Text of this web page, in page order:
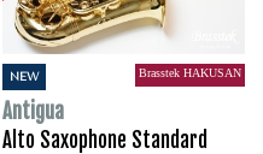
NEW Brasstek HAKUSAN
Antigua
Alto Saxophone Standard